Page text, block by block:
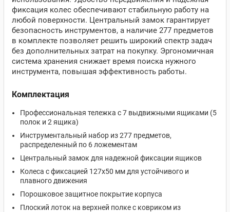
фиксация колес обеспечивают стабильную работу на
любой поверхности. Центральный замок гарантирует
безопасность инструментов, а наличие 277 предметов
в комплекте позволяет решить широкий спектр задач
без дополнительных затрат на покупку. Эргономичная
система хранения снижает время поиска нужного
инструмента, повышая эффективность работы.
Комплектация
Профессиональная тележка с 7 выдвижными ящиками (5
полок и 2 ящика)
Инструментальный набор из 277 предметов,
распределенный по 6 ложементам
Центральный замок для надежной фиксации ящиков
Колеса с фиксацией 127х50 мм для устойчивого и
плавного движения
Порошковое защитное покрытие корпуса
Плоский лоток на верхней полке с ковриком из